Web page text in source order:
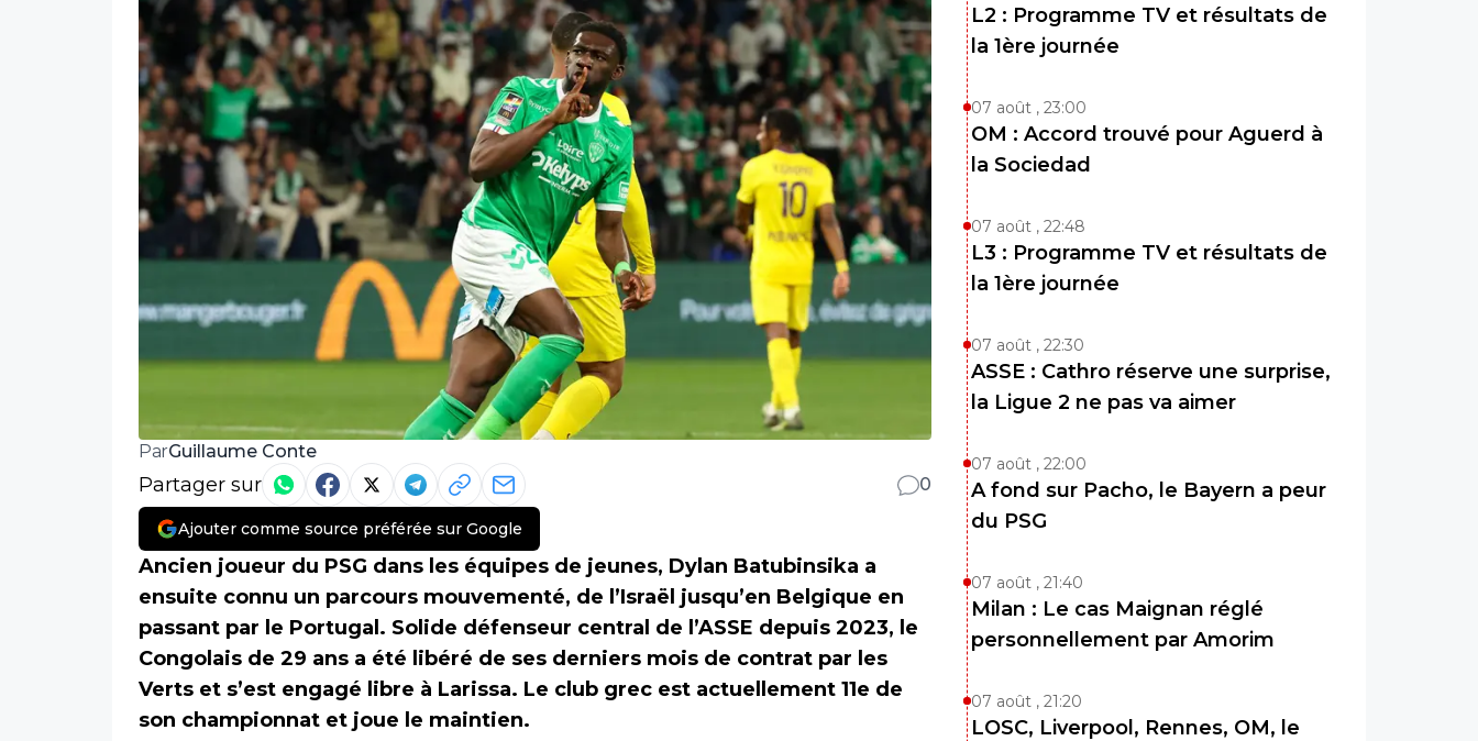
ParGuillaume Conte
Partager sur 0
Ajouter comme source préférée sur Google
Ancien joueur du PSG dans les équipes de jeunes, Dylan Batubinsika a
ensuite connu un parcours mouvementé, de l’Israël jusqu’en Belgique en
passant par le Portugal. Solide défenseur central de l’ASSE depuis 2023, le
Congolais de 29 ans a été libéré de ses derniers mois de contrat par les
Verts et s’est engagé libre à Larissa. Le club grec est actuellement 11e de
son championnat et joue le maintien.
L2 : Programme TV et résultats de
la 1ère journée
07 août , 23:00
OM : Accord trouvé pour Aguerd à
la Sociedad
07 août , 22:48
L3 : Programme TV et résultats de
la 1ère journée
07 août , 22:30
ASSE : Cathro réserve une surprise,
la Ligue 2 ne pas va aimer
07 août , 22:00
A fond sur Pacho, le Bayern a peur
du PSG
07 août , 21:40
Milan : Le cas Maignan réglé
personnellement par Amorim
07 août , 21:20
LOSC, Liverpool, Rennes, OM, le